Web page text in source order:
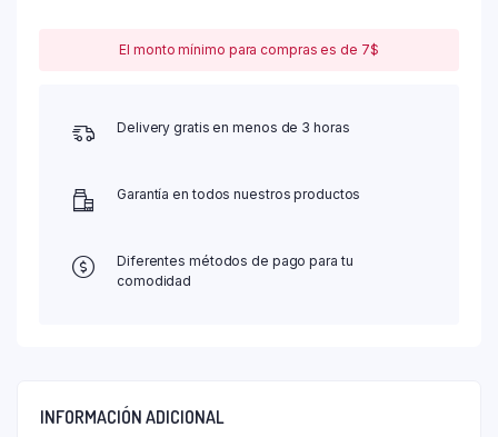
El monto mínimo para compras es de 7$
Delivery gratis en menos de 3 horas
Garantía en todos nuestros productos
Diferentes métodos de pago para tu
comodidad
INFORMACIÓN ADICIONAL